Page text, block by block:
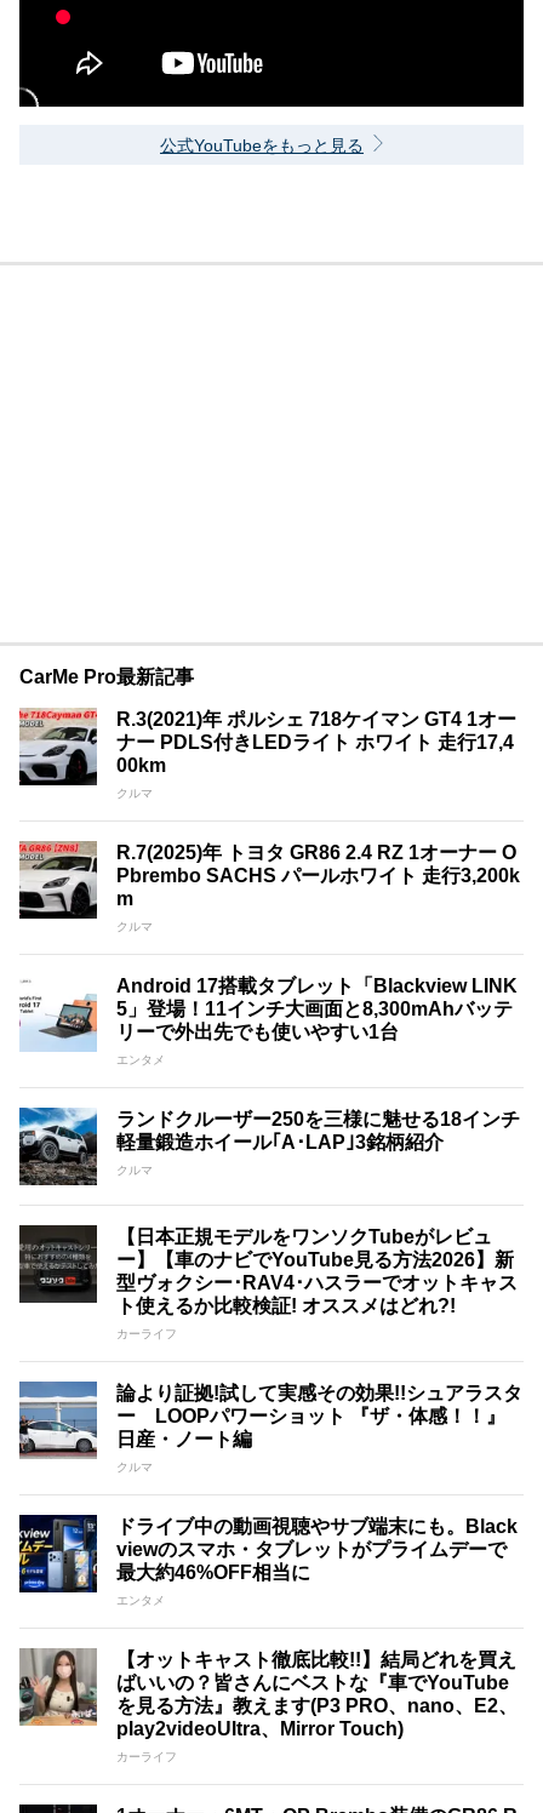
公式YouTubeをもっと見る
CarMe Pro最新記事
R.3(2021)年 ポルシェ 718ケイマン GT4 1オー
ナー PDLS付きLEDライト ホワイト 走行17,4
00km
クルマ
R.7(2025)年 トヨタ GR86 2.4 RZ 1オーナー O
Pbrembo SACHS パールホワイト 走行3,200k
m
クルマ
Android 17搭載タブレット「Blackview LINK
5」登場！11インチ大画面と8,300mAhバッテ
リーで外出先でも使いやすい1台
エンタメ
ランドクルーザー250を三様に魅せる18インチ
軽量鍛造ホイール｢A･LAP｣3銘柄紹介
クルマ
【日本正規モデルをワンソクTubeがレビュ
ー】【車のナビでYouTube見る方法2026】新
型ヴォクシー･RAV4･ハスラーでオットキャス
ト使えるか比較検証! オススメはどれ?!
カーライフ
論より証拠!試して実感その効果!!シュアラスタ
ー LOOPパワーショット 『ザ・体感！！』
日産・ノート編
クルマ
ドライブ中の動画視聴やサブ端末にも。Black
viewのスマホ・タブレットがプライムデーで
最大約46%OFF相当に
エンタメ
【オットキャスト徹底比較!!】結局どれを買え
ばいいの？皆さんにベストな『車でYouTube
を見る方法』教えます(P3 PRO、nano、E2、
play2videoUltra、Mirror Touch)
カーライフ